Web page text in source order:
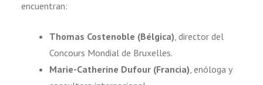
encuentran:
Thomas Costenoble (Bélgica), director del
Concours Mondial de Bruxelles.
Marie-Catherine Dufour (Francia), enóloga y